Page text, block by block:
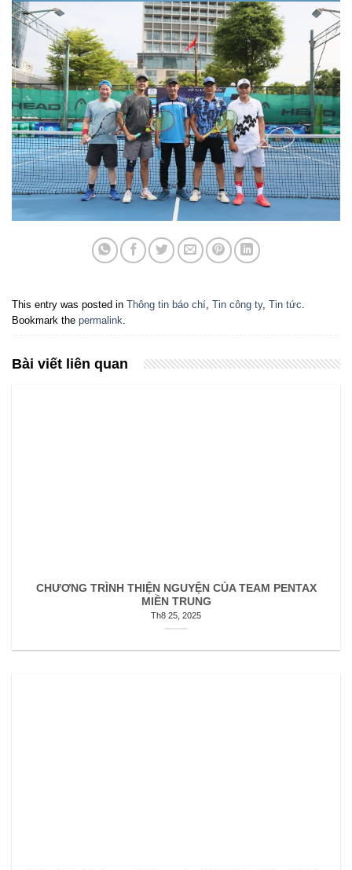
This entry was posted in Thông tin báo chí, Tin công ty, Tin tức.
Bookmark the permalink.
Bài viết liên quan
CHƯƠNG TRÌNH THIỆN NGUYỆN CỦA TEAM PENTAX
MIỀN TRUNG
Th8 25, 2025